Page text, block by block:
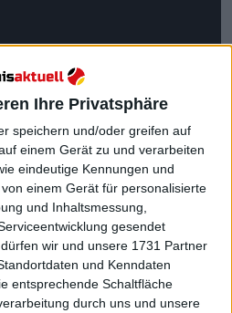
Ihre Privatsphäre
speichern und/oder greifen auf
einem Gerät zu und verarbeiten
eindeutige Kennungen und
einem Gerät für personalisierte
und Inhaltsmessung,
gesendet
wir und unsere 1731 Partner
und Kenndaten
entsprechende Schaltfläche
durch uns und unsere
spürbar. Nachdem sie den